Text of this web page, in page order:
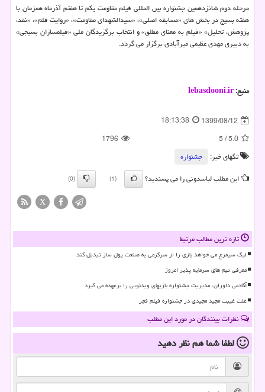
مرحله دوم شانزدهمین جشنواره بین المللی فیلم مقاومت یکم تا هفتم آذرماه همزمان با
هفته بسیج در بخش های «مسابقه اصلی»، «سیدالشهدای مقاومت»، «روایت قلم»، «نقد،
پژوهش، تحلیل» «فیلم به معنای مطلق» و انتخاب برگزیدگان ملی «فیلمسازان بسیجی»
به دبیری مهدی عظیمی میرآبادی برگزار می گردد.
منبع:lebasdooni.ir
1399/08/12
18:13:38
5.0
/
5
1796
تگهای خبر:
جشنواره
این مطلب لباسدونی را می پسندید؟
(1)
(0)
X
تازه ترین مطالب مرتبط
لیگ سیمرغ می خواهد بازی را از سرگرمی به صنعت پول ساز تبدیل کند
معرفی تیم های سرمایه پذیر امروز
آکادمی داوران، مدیریت جشنواره بازیهای ویدئویی را برعهده می گیرد
علت غیبت مجید مجیدی در جشنواره فیلم فجر
نظرات بینندگان در مورد این مطلب
لطفا شما همنظر دهید